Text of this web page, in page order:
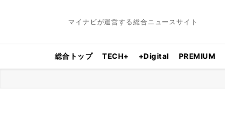
マイナビが運営する総合ニュースサイト
総合トップ TECH+ +Digital PREMIUM